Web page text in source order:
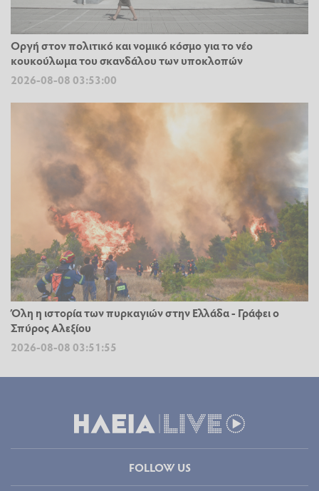
Οργή στον πολιτικό και νομικό κόσμο για το νέο
κουκούλωμα του σκανδάλου των υποκλοπών
2026-08-08 03:53:00
Όλη η ιστορία των πυρκαγιών στην Ελλάδα - Γράφει ο
Σπύρος Αλεξίου
2026-08-08 03:51:55
FOLLOW US